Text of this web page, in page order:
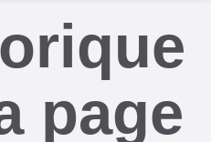
page